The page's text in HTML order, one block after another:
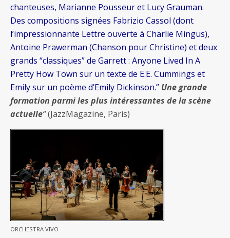
chanteuses, Marianne Pousseur et Lucy Grauman.
Des compositions signées Fabrizio Cassol (dont
l’impressionnante Lettre ouverte à Charlie Mingus),
Antoine Prawerman (Chanson pour Christine) et deux
grands “classiques” de Garrett : Anyone Lived In A
Pretty How Town sur un texte de E.E. Cummings et
Emily sur un poème d’Emily Dickinson.” Une grande
formation parmi les plus intéressantes de la scène
actuelle“(JazzMagazine, Paris)
ORCHESTRA VIVO